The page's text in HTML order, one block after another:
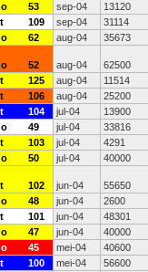
53 sep-04 13120
109 sep-04 31114
62 aug-04 35673
52 aug-04 62500
125 aug-04 11514
106 aug-04 25200
104 jul-04 13900
49 jul-04 33816
103 jul-04 4291
50 jul-04 40000
102 jun-04 55650
48 jun-04 2600
101 jun-04 48301
47 jun-04 40000
45 mei-04 40600
100 mei-04 56600